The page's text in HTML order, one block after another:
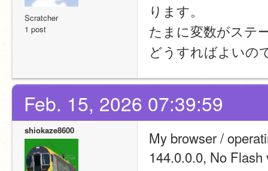
Scratcher
1 post
ります。
たまに変数がステ
どうすればよいの
Feb. 15, 2026 07:39:59
shiokaze8600
My browser /
144.0.0.0, No